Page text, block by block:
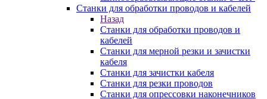
Станки для обработки проводов и кабелей
Назад
Станки для обработки проводов и
кабелей
Станки для мерной резки и зачистки
кабеля
Станки для зачистки кабеля
Станки для резки проводов
Станки для опрессовки наконечников